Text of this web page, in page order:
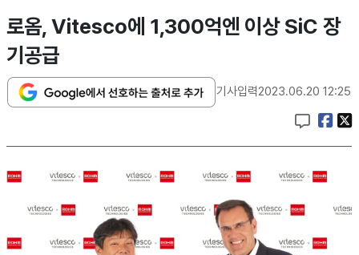
로옴, Vitesco에 1,300억엔 이상 SiC 장
기공급
기사입력2023.06.20 12:25